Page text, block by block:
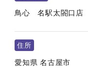
鳥心 名駅太閤口店
住所
愛知県 名古屋市